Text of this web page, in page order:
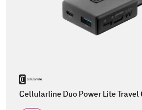
Cellularline Duo Power Lite Travel